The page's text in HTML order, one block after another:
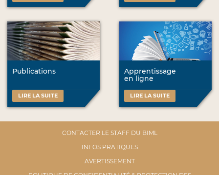
Publications
LIRE LA SUITE
Apprentissage
en ligne
LIRE LA SUITE
CONTACTER LE STAFF DU BIML
INFOS PRATIQUES
AVERTISSEMENT